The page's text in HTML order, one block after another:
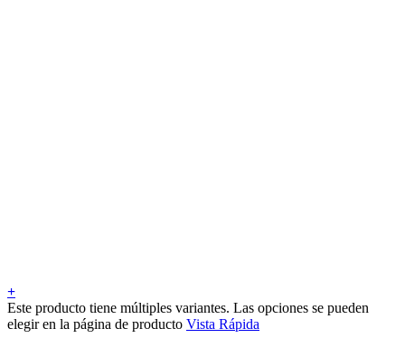
+
Este producto tiene múltiples variantes. Las opciones se pueden
elegir en la página de producto Vista Rápida